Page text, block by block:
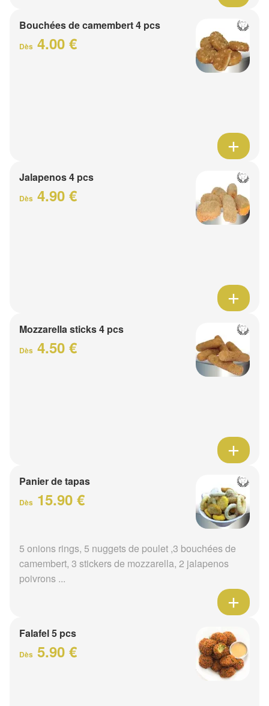
Bouchées de camembert 4 pcs
Dès 4.00 €
Jalapenos 4 pcs
Dès 4.90 €
Mozzarella sticks 4 pcs
Dès 4.50 €
Panier de tapas
Dès 15.90 €
5 onions rings, 5 nuggets de poulet ,3 bouchées de
camembert, 3 stickers de mozzarella, 2 jalapenos
poivrons ...
Falafel 5 pcs
Dès 5.90 €